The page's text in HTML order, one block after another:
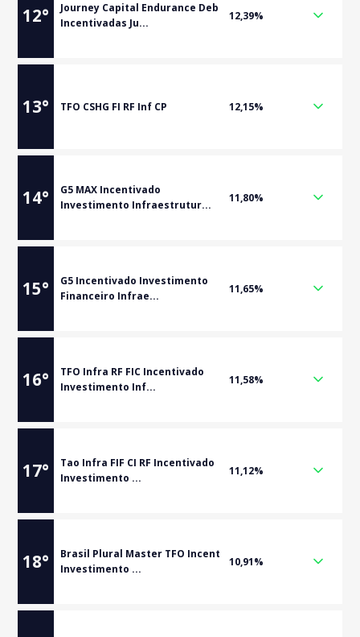
12°
Journey Capital Endurance Deb
Incentivadas Ju...
12,39%
13° TFO CSHG FI RF Inf CP 12,15%
14°
G5 MAX Incentivado
Investimento Infraestrutur...
11,80%
15°
G5 Incentivado Investimento
Financeiro Infrae...
11,65%
16°
TFO Infra RF FIC Incentivado
Investimento Inf...
11,58%
17°
Tao Infra FIF CI RF Incentivado
Investimento ...
11,12%
18°
Brasil Plural Master TFO Incent
Investimento ...
10,91%